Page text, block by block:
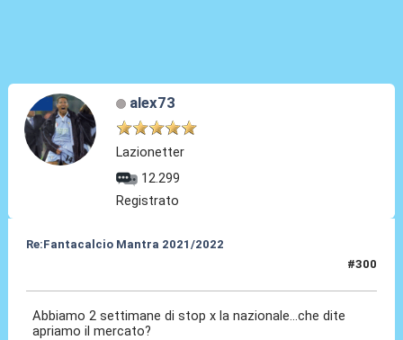
alex73
Lazionetter
12.299
Registrato
Re:Fantacalcio Mantra 2021/2022
#300
Abbiamo 2 settimane di stop x la nazionale...che dite
apriamo il mercato?